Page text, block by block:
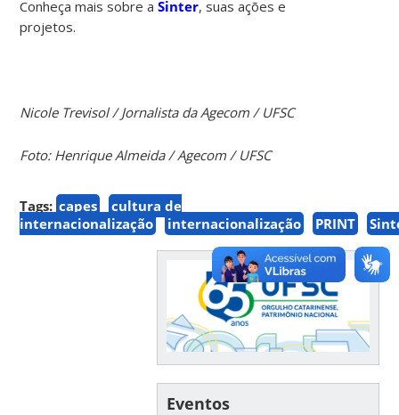
Conheça mais sobre aSinter, suas ações e
projetos.
Nicole Trevisol / Jornalista da Agecom / UFSC
Foto: Henrique Almeida / Agecom / UFSC
Tags: capes
cultura de
internacionalização
internacionalização PRINT
Eventos